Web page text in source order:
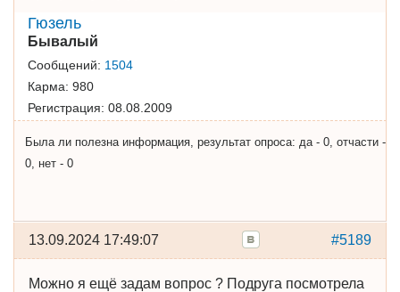
Гюзель
Бывалый
Сообщений: 1504
Карма: 980
Регистрация: 08.08.2009
Была ли полезна информация, результат опроса: да - 0, отчасти -
0, нет - 0
#5189
13.09.2024 17:49:07
Можно я ещё задам вопрос ? Подруга посмотрела